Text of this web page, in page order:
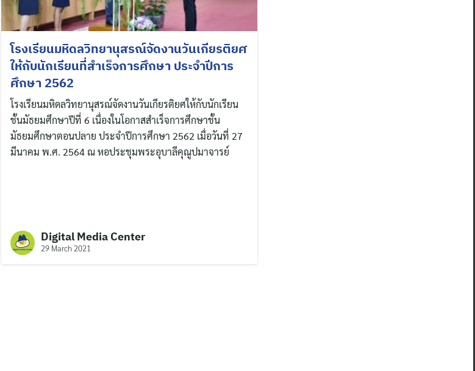
โรงเรียนมหิดลวิทยานุสรณ์จัดงานวันเกียรติยศ
ให้กับนักเรียนที่สำเร็จการศึกษา ประจำปีการ
ศึกษา 2562
โรงเรียนมหิดลวิทยานุสรณ์จัดงานวันเกียรติยศให้กับนักเรียน
ชั้นมัธยมศึกษาปีที่ 6 เนื่องในโอกาสสำเร็จการศึกษาชั้น
มัธยมศึกษาตอนปลาย ประจำปีการศึกษา 2562 เมื่อวันที่ 27
มีนาคม พ.ศ. 2564 ณ หอประชุมพระอุบาลีคุณูปมาจารย์
Digital Media Center
29 March 2021